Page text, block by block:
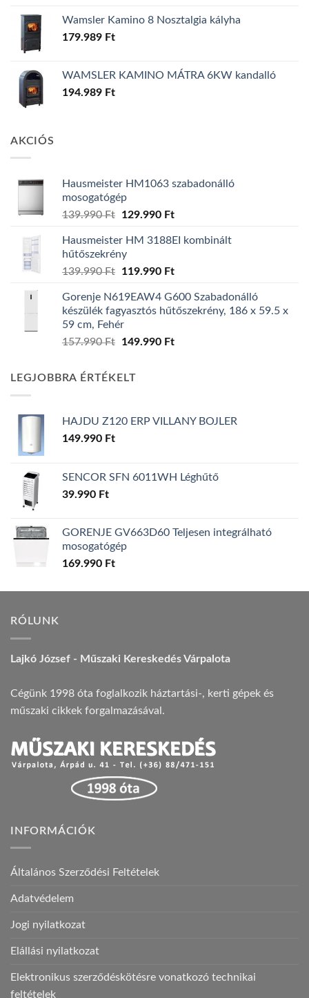
Wamsler Kamino 8 Nosztalgia kályha
179.989 Ft
WAMSLER KAMINO MÁTRA 6KW kandalló
194.989 Ft
AKCIÓS
Hausmeister HM1063 szabadonálló
mosogatógép
139.990Ft
Original
was:
139.990 Ft.
129.990 FtCurrent
is:
Hausmeister HM 3188EI kombinált
hűtőszekrény
139.990Ft
Original
was:
139.990 Ft.
119.990 FtCurrent
is:
119.990 Ft.
Gorenje N619EAW4 G600 Szabadonálló
készülék fagyasztós hűtőszekrény, 186 x 59.5 x
59 cm, Fehér
157.990Ft
Original
157.990 Ft.
149.990 FtCurrent
LEGJOBBRA ÉRTÉKELT
HAJDU Z120 ERP VILLANY BOJLER
149.990 Ft
SENCOR SFN 6011WH Léghűtő
39.990 Ft
GORENJE GV663D60 Teljesen integrálható
mosogatógép
169.990 Ft
RÓLUNK
Lajkó József - Műszaki Kereskedés Várpalota
Cégünk 1998 óta foglalkozik háztartási-, kerti gépek és
műszaki cikkek forgalmazásával.
INFORMÁCIÓK
Általános Szerződési Feltételek
Adatvédelem
Jogi nyilatkozat
Elállási nyilatkozat
Elektronikus szerződéskötésre vonatkozó technikai
feltételek